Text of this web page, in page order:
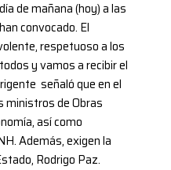
de mañana (hoy) a las
convocado. El
respetuoso a los
y vamos a recibir el
señaló que en el
ministros de Obras
así como
Además, exigen la
Rodrigo Paz.